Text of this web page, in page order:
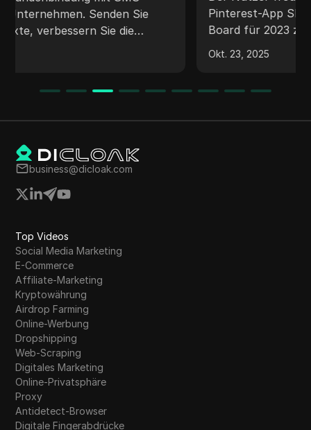
Ihrem Telefon
Pinterest-App Shuffles ein digitales Vision
Board für 2023 zu erstellen. Sie besprechen
ihren Planungsprozess, einschließlich Themen
wie Reisen und Beziehungen, und zeigen, wie
ihr Vision Board zu kuratieren.
business@dicloak.com
Top Videos
Social Media Marketing
E-Commerce
Affiliate-Marketing
Kryptowährung
Airdrop Farming
Online-Werbung
Dropshipping
Web-Scraping
Digitales Marketing
Online-Privatsphäre
Proxy
Antidetect-Browser
Digitale Fingerabdrücke